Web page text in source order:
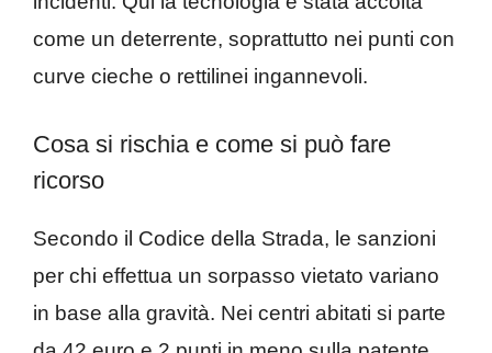
come un deterrente, soprattutto nei punti con
curve cieche o rettilinei ingannevoli.
Cosa si rischia e come si può fare
ricorso
Secondo il Codice della Strada, le sanzioni
per chi effettua un sorpasso vietato variano
in base alla gravità. Nei centri abitati si parte